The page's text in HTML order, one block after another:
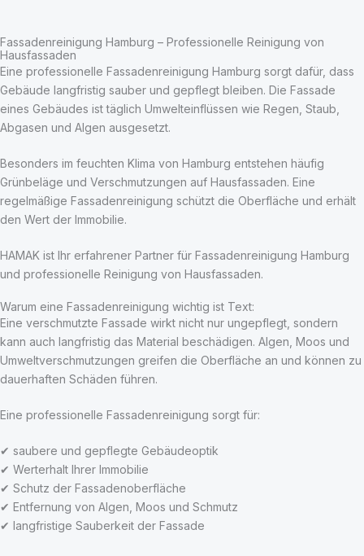
Fassadenreinigung Hamburg – Professionelle Reinigung von
Hausfassaden
Eine professionelle Fassadenreinigung Hamburg sorgt dafür, dass
Gebäude langfristig sauber und gepflegt bleiben. Die Fassade
eines Gebäudes ist täglich Umwelteinflüssen wie Regen, Staub,
Abgasen und Algen ausgesetzt.
Besonders im feuchten Klima von Hamburg entstehen häufig
Grünbeläge und Verschmutzungen auf Hausfassaden. Eine
regelmäßige Fassadenreinigung schützt die Oberfläche und erhält
den Wert der Immobilie.
HAMAK ist Ihr erfahrener Partner für Fassadenreinigung Hamburg
und professionelle Reinigung von Hausfassaden.
Warum eine Fassadenreinigung wichtig ist Text:
Eine verschmutzte Fassade wirkt nicht nur ungepflegt, sondern
kann auch langfristig das Material beschädigen. Algen, Moos und
Umweltverschmutzungen greifen die Oberfläche an und können zu
dauerhaften Schäden führen.
Eine professionelle Fassadenreinigung sorgt für:
✔ saubere und gepflegte Gebäudeoptik
✔ Werterhalt Ihrer Immobilie
✔ Schutz der Fassadenoberfläche
✔ Entfernung von Algen, Moos und Schmutz
✔ langfristige Sauberkeit der Fassade